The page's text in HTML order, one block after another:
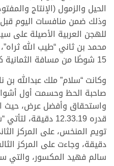
الحيل والزمول (الإنتاج
وذلك ضمن منافسات اليوم
للهجن العربية الأصيلة
محمد بن ثاني “طيب الله
15 شوطًا من مسافة الثمانية كيلومترات بمشاركة 291 مطية.
وكانت “سلام” ملك عبدالله
صاحبة الحظ وحسمت أول
واستحقاق وأفضل عرض، حيث
قدره 12.33.19
دقيقة، وجاءت على المركز
سالم فهيد المكسور، والتي سجلت 12.34.30